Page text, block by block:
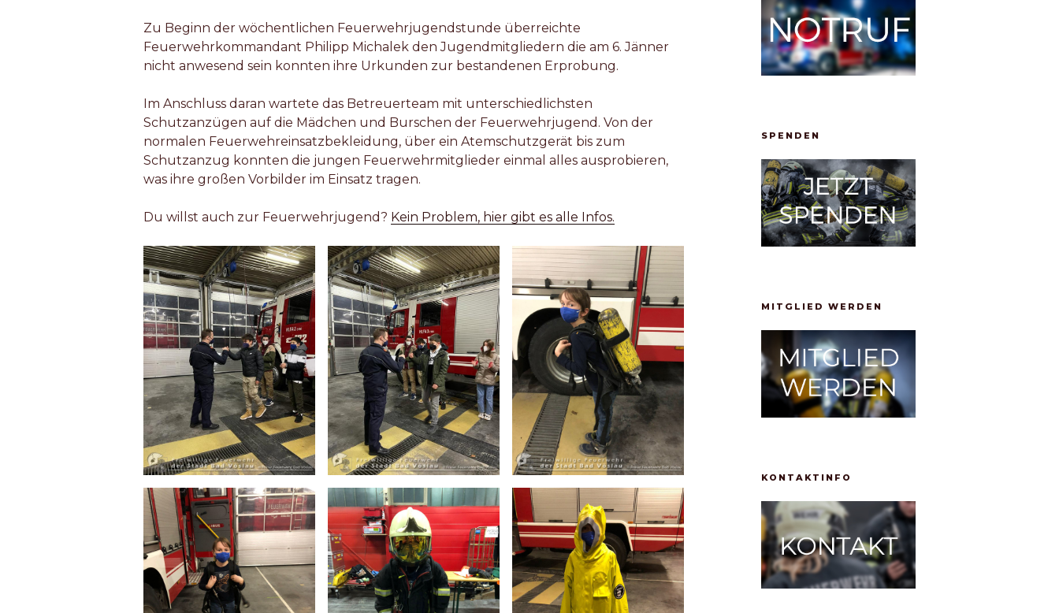
Zu Beginn der wöchentlichen Feuerwehrjugendstunde überreichte
Feuerwehrkommandant Philipp Michalek den Jugendmitgliedern die am 6. Jänner
nicht anwesend sein konnten ihre Urkunden zur bestandenen Erprobung.
Im Anschluss daran wartete das Betreuerteam mit unterschiedlichsten
Schutzanzügen auf die Mädchen und Burschen der Feuerwehrjugend. Von der
normalen Feuerwehreinsatzbekleidung, über ein Atemschutzgerät bis zum
Schutzanzug konnten die jungen Feuerwehrmitglieder einmal alles ausprobieren,
was ihre großen Vorbilder im Einsatz tragen.
Du willst auch zur Feuerwehrjugend? Kein Problem, hier gibt es alle Infos.
SPENDEN
MITGLIED WERDEN
KONTAKTINFO